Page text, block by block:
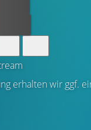
erhalten wir ggf.